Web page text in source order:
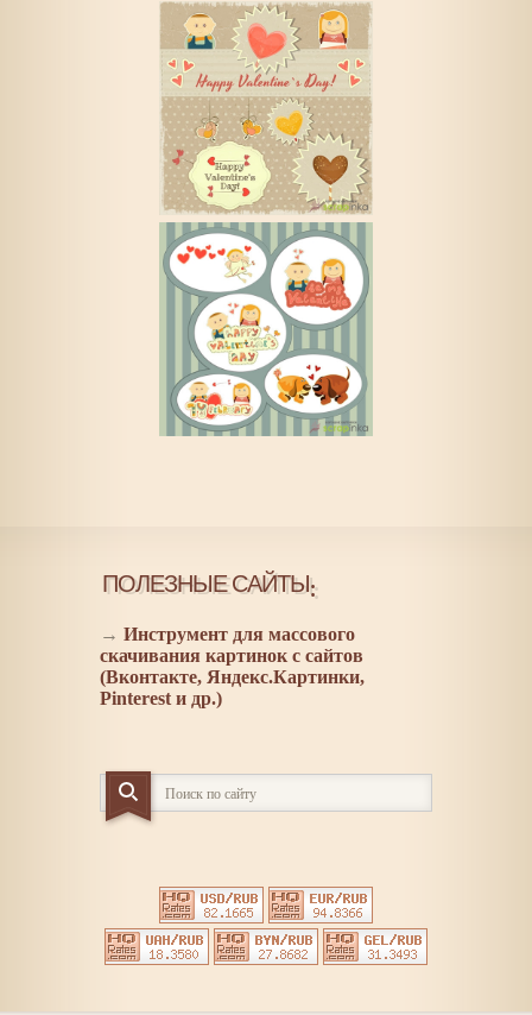
ПОЛЕЗНЫЕ САЙТЫ:
→ Инструмент для массового
скачивания картинок с сайтов
(Вконтакте, Яндекс.Картинки,
Pinterest и др.)